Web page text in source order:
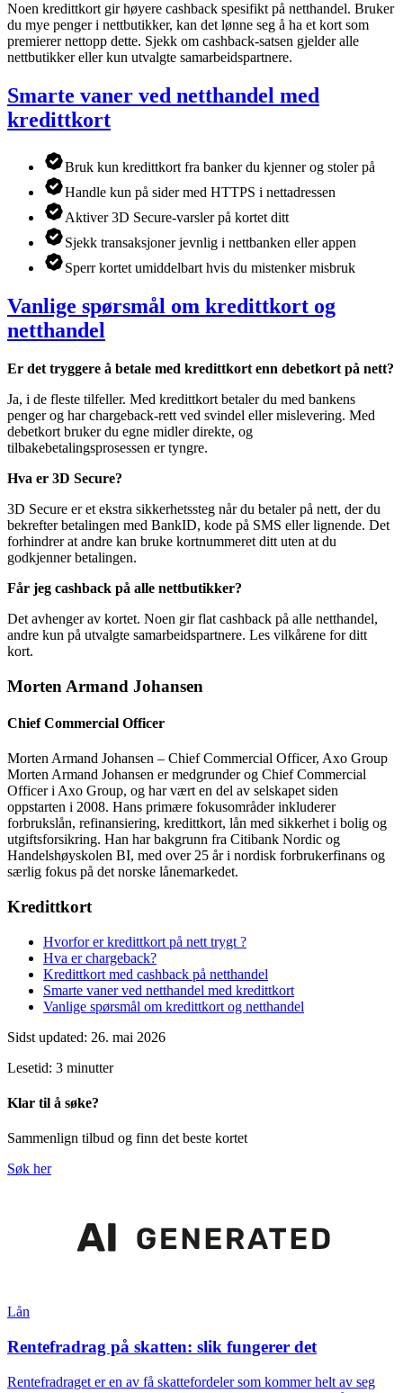
Noen kredittkort gir høyere cashback spesifikt på netthandel. Bruker
du mye penger i nettbutikker, kan det lønne seg å ha et kort som
premierer nettopp dette. Sjekk om cashback-satsen gjelder alle
nettbutikker eller kun utvalgte samarbeidspartnere.
Smarte vaner ved netthandel med
kredittkort
Bruk kun kredittkort fra banker du kjenner og stoler på
Handle kun på sider med HTTPS i nettadressen
Aktiver 3D Secure-varsler på kortet ditt
Sjekk transaksjoner jevnlig i nettbanken eller appen
Sperr kortet umiddelbart hvis du mistenker misbruk
Vanlige spørsmål om kredittkort og
netthandel
Er det tryggere å betale med kredittkort enn debetkort på nett?
Ja, i de fleste tilfeller. Med kredittkort betaler du med bankens
penger og har chargeback-rett ved svindel eller mislevering. Med
debetkort bruker du egne midler direkte, og
tilbakebetalingsprosessen er tyngre.
Hva er 3D Secure?
3D Secure er et ekstra sikkerhetssteg når du betaler på nett, der du
bekrefter betalingen med BankID, kode på SMS eller lignende. Det
forhindrer at andre kan bruke kortnummeret ditt uten at du
godkjenner betalingen.
Får jeg cashback på alle nettbutikker?
Det avhenger av kortet. Noen gir flat cashback på alle netthandel,
andre kun på utvalgte samarbeidspartnere. Les vilkårene for ditt
kort.
Morten Armand Johansen
Chief Commercial Officer
Morten Armand Johansen – Chief Commercial Officer, Axo Group
Morten Armand Johansen er medgrunder og Chief Commercial
Officer i Axo Group, og har vært en del av selskapet siden
oppstarten i 2008. Hans primære fokusområder inkluderer
forbrukslån, refinansiering, kredittkort, lån med sikkerhet i bolig og
utgiftsforsikring. Han har bakgrunn fra Citibank Nordic og
Handelshøyskolen BI, med over 25 år i nordisk forbrukerfinans og
særlig fokus på det norske lånemarkedet.
Kredittkort
Hvorfor er kredittkort på nett trygt ?
Hva er chargeback?
Kredittkort med cashback på netthandel
Smarte vaner ved netthandel med kredittkort
Vanlige spørsmål om kredittkort og netthandel
Sidst updated: 26. mai 2026
Lesetid: 3 minutter
Klar til å søke?
Sammenlign tilbud og finn det beste kortet
Søk her
Lån
Rentefradrag på skatten: slik fungerer det
Rentefradraget er en av få skattefordeler som kommer helt av seg